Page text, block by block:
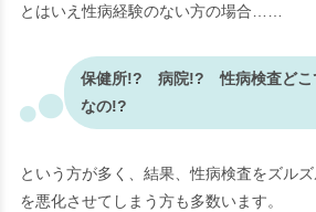
とはいえ性病経験のない方の場合……
保健所!? 病院!? 性病検査どこ
なの!?
という方が多く、結果、性病検査をズル
を悪化させてしまう方も多数います。